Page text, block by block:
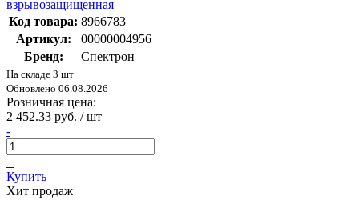
взрывозащищенная
Код товара: 8966783
Артикул:
00000004956
Бренд:
Спектрон
На складе 3 шт
Обновлено 06.08.2026
Розничная цена:
2 452.33 руб. / шт
-
+
Купить
Хит продаж